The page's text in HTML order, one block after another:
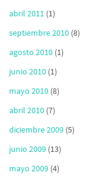
abril 2011 (1)
septiembre 2010 (8)
agosto 2010 (1)
junio 2010 (1)
mayo 2010 (8)
abril 2010 (7)
diciembre 2009 (5)
junio 2009 (13)
mayo 2009 (4)